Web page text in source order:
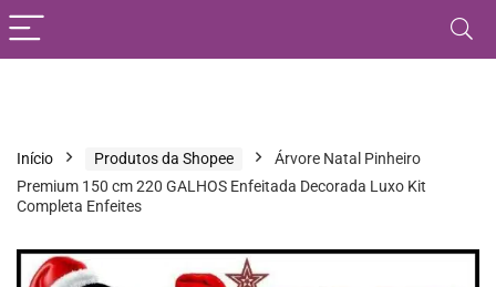
Início Produtos da Shopee
Árvore Natal Pinheiro
Premium 150 cm 220 GALHOS Enfeitada Decorada Luxo Kit
Completa Enfeites